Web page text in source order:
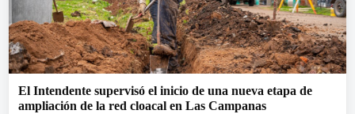
El Intendente supervisó el inicio de una nueva etapa de
ampliación de la red cloacal en Las Campanas